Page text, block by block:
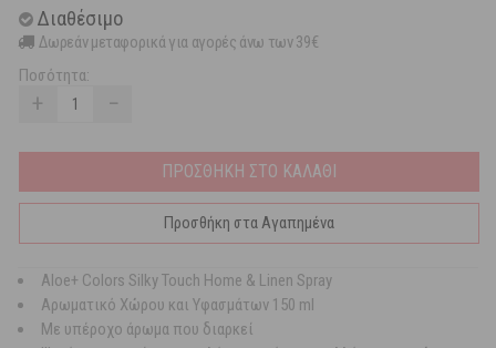
Διαθέσιμο
Δωρεάν μεταφορικά για αγορές άνω των 39€
Ποσότητα:
+ −
ΠΡΟΣΘΗΚΗ ΣΤΟ ΚΑΛΑΘΙ
Προσθήκη στα Αγαπημένα
Aloe+ Colors Silky Touch Home & Linen Spray
Αρωματικό Χώρου και Υφασμάτων 150 ml
Με υπέροχο άρωμα που διαρκεί